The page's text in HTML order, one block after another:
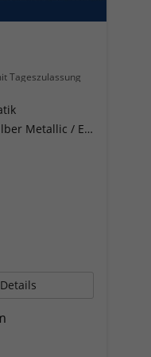
Tageszulassung
Monosilber Metallic / Energeticorange Metallic
Details